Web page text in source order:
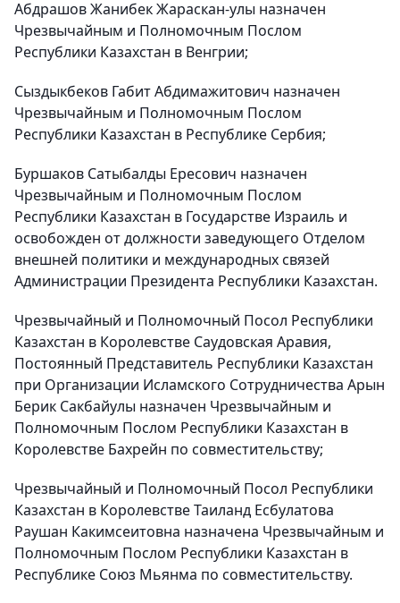
Абдрашов Жанибек Жараскан-улы назначен
Чрезвычайным и Полномочным Послом
Республики Казахстан в Венгрии;
Сыздыкбеков Габит Абдимажитович назначен
Чрезвычайным и Полномочным Послом
Республики Казахстан в Республике Сербия;
Буршаков Сатыбалды Ересович назначен
Чрезвычайным и Полномочным Послом
Республики Казахстан в Государстве Израиль и
освобожден от должности заведующего Отделом
внешней политики и международных связей
Администрации Президента Республики Казахстан.
Чрезвычайный и Полномочный Посол Республики
Казахстан в Королевстве Саудовская Аравия,
Постоянный Представитель Республики Казахстан
при Организации Исламского Сотрудничества Арын
Берик Сакбайулы назначен Чрезвычайным и
Полномочным Послом Республики Казахстан в
Королевстве Бахрейн по совместительству;
Чрезвычайный и Полномочный Посол Республики
Казахстан в Королевстве Таиланд Есбулатова
Раушан Какимсеитовна назначена Чрезвычайным и
Полномочным Послом Республики Казахстан в
Республике Союз Мьянма по совместительству.